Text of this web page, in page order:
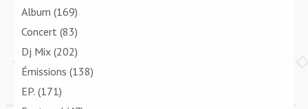
Album (169)
Concert (83)
Dj Mix (202)
Émissions (138)
EP. (171)